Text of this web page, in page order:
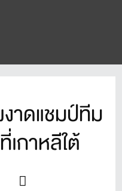
าดแชมป์ทีม
เกาหลีใต้